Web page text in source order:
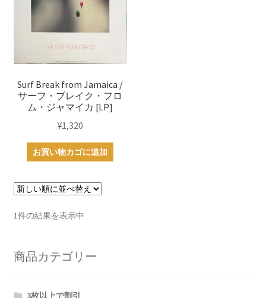
Surf Break from Jamaica /
サーフ・ブレイク・フロ
ム・ジャマイカ [LP]
¥1,320
お買い物カゴに追加
1件の結果を表示中
商品カテゴリー
3枚以上で割引